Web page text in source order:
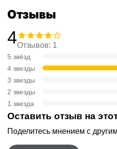
Отзывы
4Отзывов: 1
5 звёзд
4 звезды
3 звезды
2 звезды
1 звезда
Оставить отзыв на
Поделитесь мнением с